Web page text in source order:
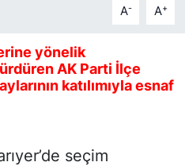
A- A+
yönelik
AK Parti İlçe
katılımıyla esnaf
seçim